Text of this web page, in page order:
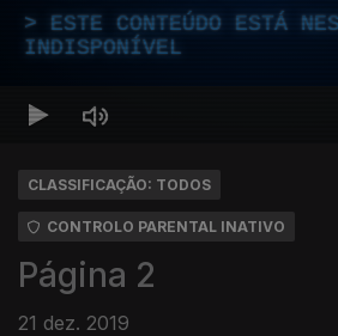
ESTE CONTEÚDO ESTÁ
INDISPONÍVEL
CLASSIFICAÇÃO: TODOS
CONTROLO PARENTAL INATIVO
Página 2
21 dez. 2019